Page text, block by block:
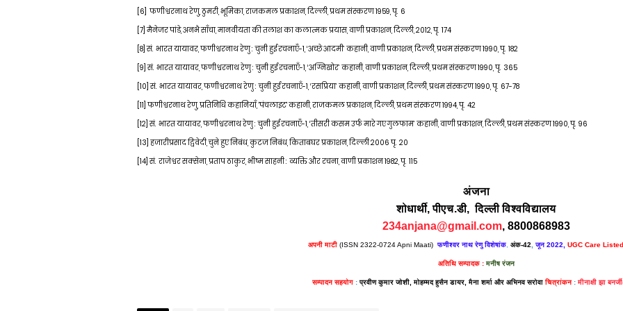
[6] फणीश्वरनाथ रेणु,ठुमरी,भूमिका,राजकमल प्रकाशन,दिल्ली,प्रथम संस्करण 1959,पृ. 6
[7] मैनेजर पांडे,अनभैसाँचा,मानवीयता की तलाश का कलात्मक प्रयास,वाणी प्रकाशन,दिल्ली,2012,पृ. 174
[8] सं. भारत यायावर, फणीश्वरनाथ रेणु : चुनी हुई रचनाएँ-1, ‘अच्छे आदमी’ कहानी, वाणी प्रकाशन, दिल्ली, प्रथम संस्करण 1990,पृ. 182
[9] सं. भारत यायावर, फणीश्वरनाथ रेणु : चुनी हुई रचनाएँ-1, ‘अग्निखोर’ कहानी, वाणी प्रकाशन, दिल्ली, प्रथम संस्करण 1990,पृ. 365
[10] सं. भारत यायावर, फणीश्वरनाथ रेणु : चुनी हुई रचनाएँ-1, ‘रसप्रिया’ कहानी, वाणी प्रकाशन, दिल्ली, प्रथम संस्करण 1990, पृ. 67-78
[11] फणीश्वरनाथ रेणु,प्रतिनिधि कहानियाँ,'पंचलाइट'कहानी,राजकमल प्रकाशन,दिल्ली,प्रथम संस्करण 1994,पृ. 42
[12] सं. भारत यायावर, फणीश्वरनाथ रेणु : चुनी हुई रचनाएँ-1, ‘तीसरी कसम उर्फ मारे गए गुलफाम’ कहानी, वाणी प्रकाशन, दिल्ली, प्रथम संस्करण 1990,पृ. 96
[13] हजारीप्रसाद द्विवेदी,चुने हुए निबंध,कुटज निबंध,किताबघर प्रकाशन,दिल्ली 2006 पृ. 20
[14] सं. राजेश्वर सक्सेना,प्रताप ठाकुर,भीष्म साहनी : व्यक्ति और रचना,वाणी प्रकाशन 1982,पृ. 115
अंजना
शोधार्थी, पीएच.डी, दिल्ली विश्वविद्यालय
234anjana@gmail.com, 8800868983
अपनी माटी (ISSN 2322-0724 Apni Maati) फणीश्वर नाथ रेणु विशेषांक, अंक-42 जून 2022, UGC Care
अतिथि सम्पादक : मनीष रंजन
सम्पादन सहयोग : प्रवीण कुमार जोशी, मोहम्मद हुसैन डायर, मैना शर्मा और अभिनव सरोवा चित्रांकन : मीनाक्षी झा